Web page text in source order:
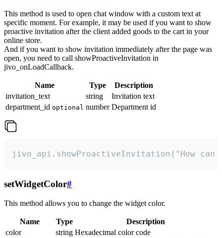
This method is used to open chat window with a custom text at
specific moment. For example, it may be used if you want to show
proactive invitation after the client added goods to the cart in your
online store.
And if you want to show invitation immediately after the page was
open, you need to call showProactiveInvitation in
jivo_onLoadCallback.
Name Type
Description
invitation_text
string
Invitation text
department_id optional number Department id
jivo_api.showProactiveInvitation("How
setWidgetColor#
This method allows you to change the widget color.
Name Type
Description
color
string Hexadecimal color code